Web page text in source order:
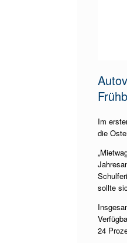
Im
die
sollte
24